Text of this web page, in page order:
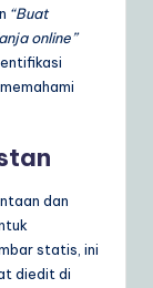
“Buat
online”
dan
statis, ini
diedit di